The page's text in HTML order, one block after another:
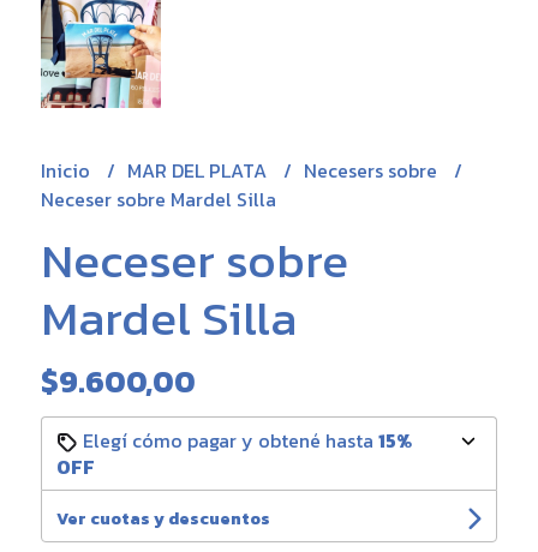
Inicio MAR DEL PLATA
Necesers sobre
Neceser sobre Mardel Silla
Neceser sobre
Mardel Silla
$9.600,00
Elegí cómo pagar y obtené hasta 15%
OFF
Ver cuotas y descuentos